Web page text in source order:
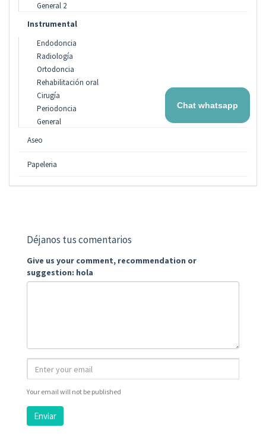
General 2
Instrumental
Endodoncia
Radiología
Ortodoncia
Rehabilitación oral
Cirugía
Periodoncia
General
Aseo
Papeleria
Déjanos tus comentarios
Give us your comment, recommendation or
suggestion: hola
Your email will not be published
Enviar
Chat whatsapp